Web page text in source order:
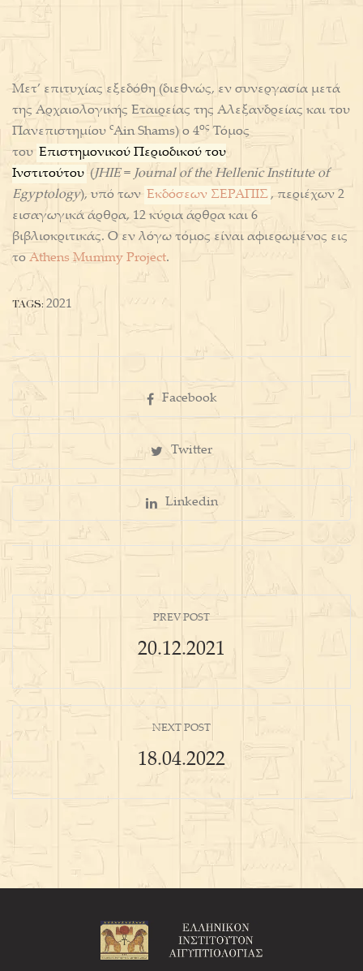
Μετ’ επιτυχίας εξεδόθη (διεθνώς, εν συνεργασία μετά
της Αρχαιολογικής Εταιρείας της Αλεξανδρείας και του
Πανεπιστημίου cAin Shams) ο 4ος Τόμος
του Επιστημονικού Περιοδικού του
Ινστιτούτου (JHIE= Journal of the Hellenic Institute of
Egyptology), υπό των Εκδόσεων ΣΕΡΑΠΙΣ, περιέχων 2
εισαγωγικά άρθρα, 12 κύρια άρθρα και 6
βιβλιοκριτικάς. Ο εν λόγω τόμος είναι αφιερωμένος εις
το Athens Mummy Project.
TAGS: 2021
Facebook
Twitter
Linkedin
PREV POST
20.12.2021
NEXT POST
18.04.2022